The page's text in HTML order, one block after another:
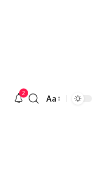
2
Font
Aa